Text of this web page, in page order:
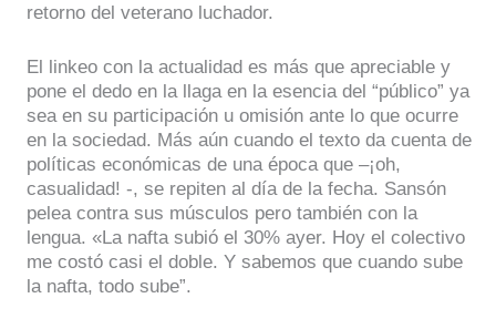
retorno del veterano luchador.
El linkeo con la actualidad es más que apreciable y
pone el dedo en la llaga en la esencia del “público” ya
sea en su participación u omisión ante lo que ocurre
en la sociedad. Más aún cuando el texto da cuenta de
políticas económicas de una época que –¡oh,
casualidad! -, se repiten al día de la fecha. Sansón
pelea contra sus músculos pero también con la
lengua. «La nafta subió el 30% ayer. Hoy el colectivo
me costó casi el doble. Y sabemos que cuando sube
la nafta, todo sube”.